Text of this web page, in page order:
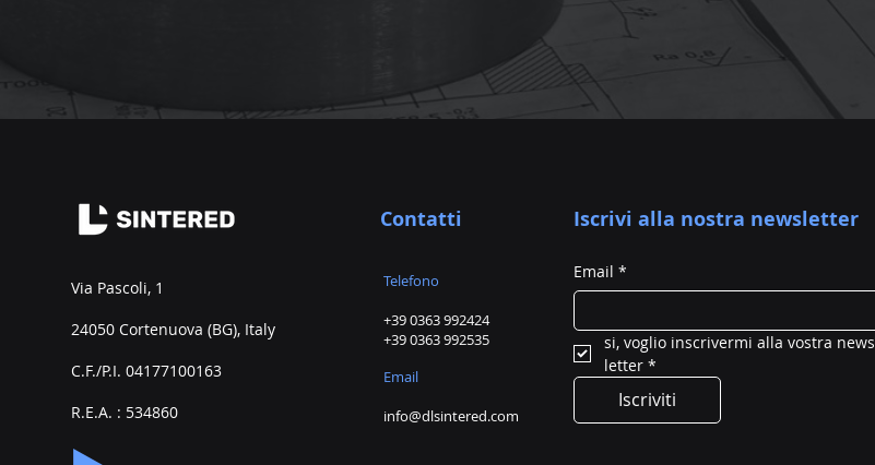
Via Pascoli, 1
24050 Cortenuova (BG), Italy
C.F./P.I. 04177100163
R.E.A. : 534860
Contatti
Telefono
+39 0363 992424​
+39 0363 992535
Email
info@dlsintered.com
Iscrivi alla nostra newsletter
Email *
si, voglio inscrivermi alla vostra news
letter *
Iscriviti